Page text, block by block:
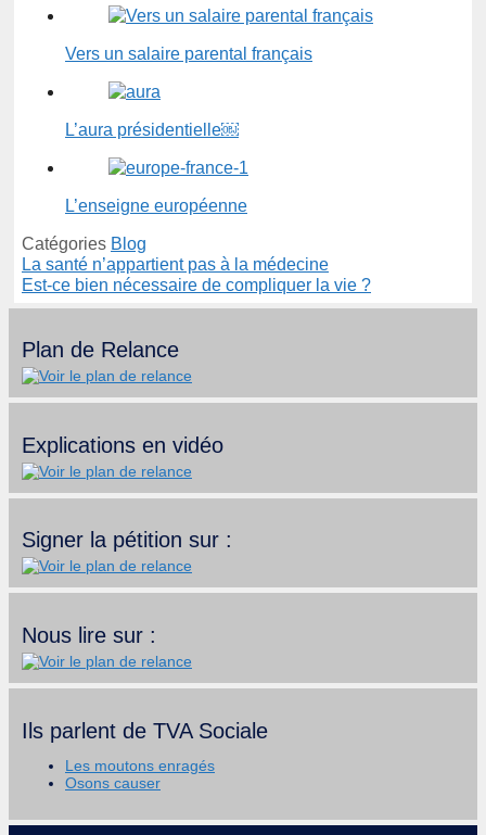
Vers un salaire parental français
L’aura présidentielle￼
L’enseigne européenne
Catégories Blog
La santé n’appartient pas à la médecine
Est-ce bien nécessaire de compliquer la vie ?
Plan de Relance
Explications en vidéo
Signer la pétition sur :
Nous lire sur :
Ils parlent de TVA Sociale
Les moutons enragés
Osons causer